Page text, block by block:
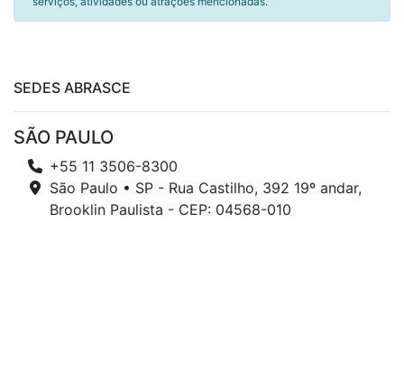
SEDES ABRASCE
SÃO PAULO
+55 11 3506-8300
São Paulo • SP - Rua Castilho, 392 19º andar,
Brooklin Paulista - CEP: 04568-010